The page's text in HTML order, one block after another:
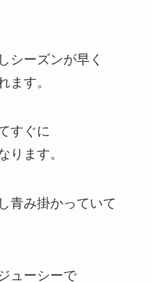
シーズンが早く
ます。
すぐに
ります。
青み掛かっていて
ューシーで